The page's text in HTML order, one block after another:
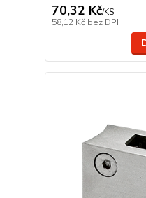
70,32 Kč/KS
58,12 Kč bez DPH